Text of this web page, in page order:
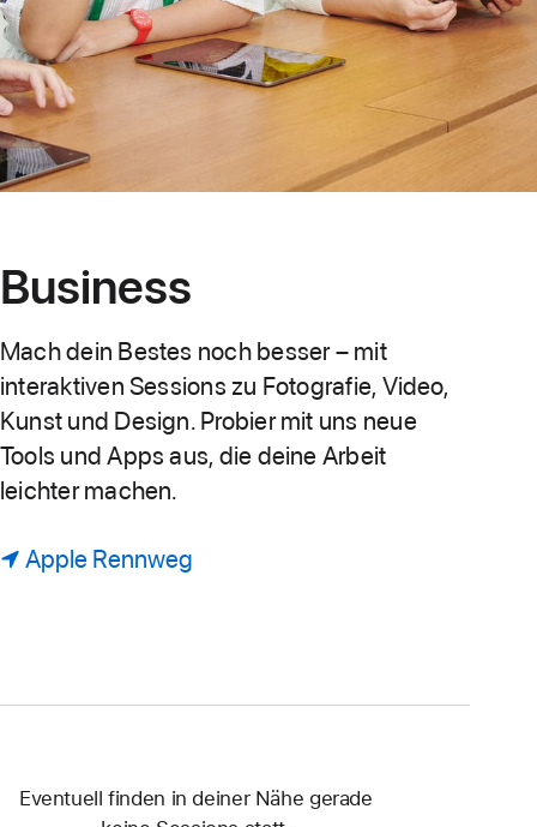
Business
Mach dein Bestes noch besser – mit
interaktiven Sessions zu Fotografie, Video,
Kunst und Design. Probier mit uns neue
Tools und Apps aus, die deine Arbeit
leichter machen.
Apple Rennweg
Eventuell finden in deiner Nähe gerade